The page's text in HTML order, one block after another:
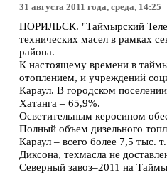
31 августа 2011 года, среда, 14:25
НОРИЛЬСК. "Таймырский
технических масел в рамках
района.
К настоящему времени в
отоплением, и учреждений
Караул. В городском
Хатанга – 65,9%.
Осветительным керосином
Полный объем дизельного
Караул – всего более 7,5 тыс.
Диксона, техмасла не
Северный завоз–2011 на